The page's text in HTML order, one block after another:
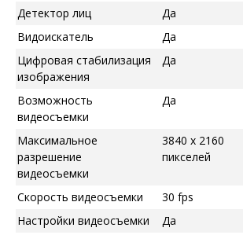
Детектор лиц
Да
Видоискатель
Да
Цифровая стабилизация
изображения
Да
Возможность
видеосъемки
Да
Максимальное
разрешение
видеосъемки
3840 x 2160
пикселей
Скорость видеосъемки 30 fps
Настройки видеосъемки
Да